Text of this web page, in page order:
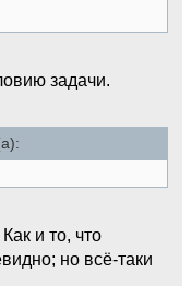
задачи.
и то, что
но всё-таки